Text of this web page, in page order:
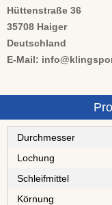
Hüttenstraße 36
35708 Haiger
Deutschland
E-Mail:
Durchmesser
Lochung
Schleifmittel
Körnung